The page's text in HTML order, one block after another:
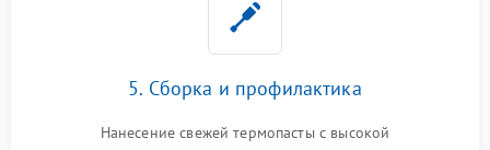
5. Сборка и профилактика
Нанесение свежей термопасты с высокой